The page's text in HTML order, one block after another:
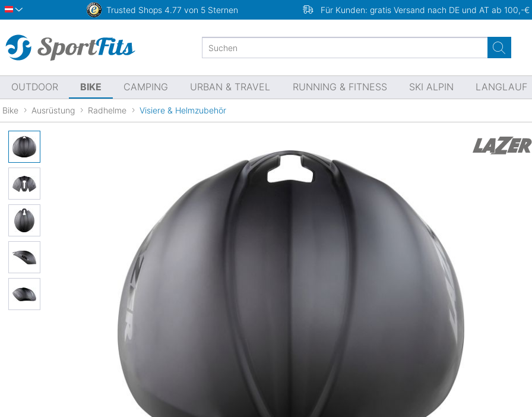
Österreich Trusted Shops 4.77 von 5 Sternen Für Kunden: gratis Versand nach DE und AT ab 100,-€
OUTDOOR BIKE CAMPING URBAN & TRAVEL RUNNING & FITNESS SKI ALPIN LANGLAUF
Bike Ausrüstung Radhelme Visiere & Helmzubehör